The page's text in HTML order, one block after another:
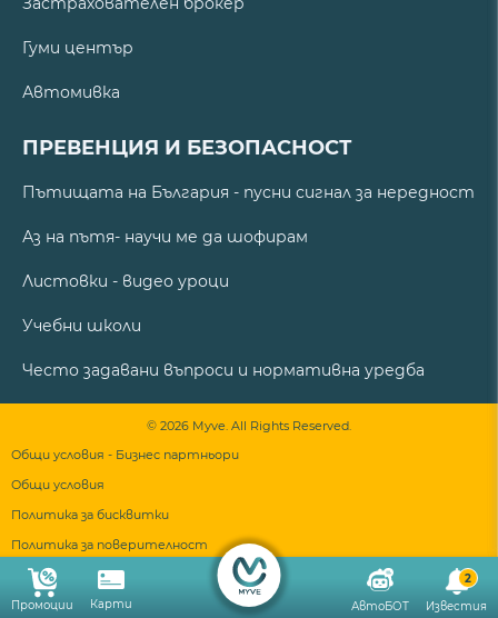
Промоции Карти АвтоБОТ
2
Известия
Гуми център
Автомивка
ПРЕВЕНЦИЯ И БЕЗОПАСНОСТ
Пътищата на България - пусни сигнал за нередност
Аз на пътя- научи ме да шофирам
Листовки - видео уроци
Учебни школи
Често задавани въпроси и нормативна уредба
© 2026 Myve. All Rights Reserved.
Общи условия - Бизнес партньори
Общи условия
Политика за бисквитки
Политика за поверителност